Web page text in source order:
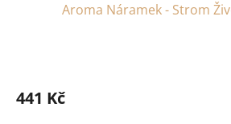
Aroma Náramek - Strom
441 Kč